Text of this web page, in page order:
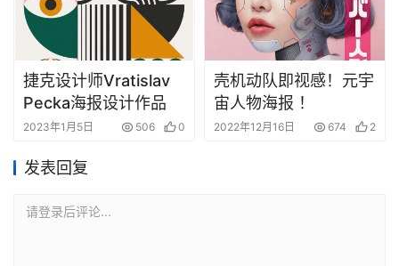
捷克设计师Vratislav
Pecka海报设计作品
2023年1月5日 506 0
壳机动队即视感！元宇
宙人物海报 ！
2022年12月16日 674 2
发表回复
请登录后评论...